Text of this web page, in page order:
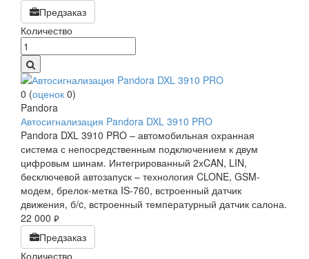
Предзаказ
Количество
0 (оценок 0)
Pandora
Автосигнализация Pandora DXL 3910 PRO
Pandora DXL 3910 PRO – автомобильная охранная
система с непосредственным подключением к двум
цифровым шинам. Интегрированный 2хCAN, LIN,
бесключевой автозапуск – технология CLONE, GSM-
модем, брелок-метка IS-760, встроенный датчик
движения, б/c, встроенный температурный датчик салона.
22 000 руб.
Предзаказ
Количество